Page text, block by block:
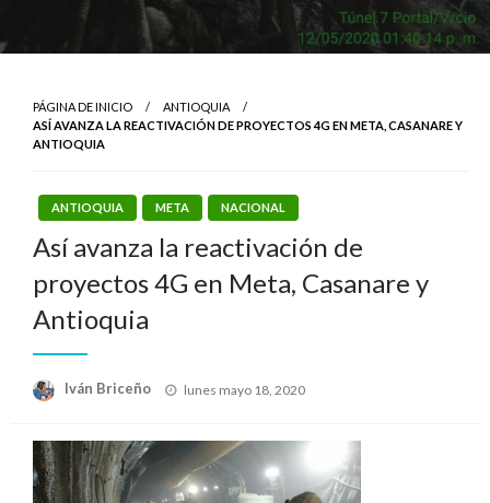
PÁGINA DE INICIO
ANTIOQUIA
ASÍ AVANZA LA REACTIVACIÓN DE PROYECTOS 4G EN META, CASANARE Y
ANTIOQUIA
ANTIOQUIA META NACIONAL
Así avanza la reactivación de
proyectos 4G en Meta, Casanare y
Antioquia
Iván Briceño
Publicado
lunes mayo 18, 2020